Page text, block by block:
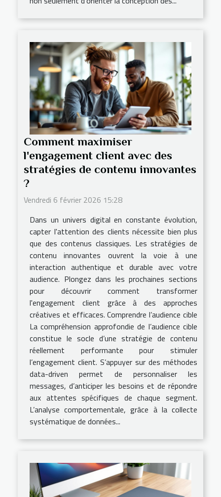
Comment maximiser
l'engagement client avec des
stratégies de contenu innovantes
?
Vendredi 6 février 2026 15:28
Dans un univers digital en constante évolution,
capter l'attention des clients nécessite bien plus
que des contenus classiques. Les stratégies de
contenu innovantes ouvrent la voie à une
interaction authentique et durable avec votre
audience. Plongez dans les prochaines sections
pour découvrir comment transformer
l'engagement client grâce à des approches
créatives et efficaces. Comprendre l’audience cible
La compréhension approfondie de l’audience cible
constitue le socle d’une stratégie de contenu
réellement performante pour stimuler
l’engagement client. S’appuyer sur des méthodes
data-driven permet de personnaliser les
messages, d’anticiper les besoins et de répondre
aux attentes spécifiques de chaque segment.
L’analyse comportementale, grâce à la collecte
systématique de données...